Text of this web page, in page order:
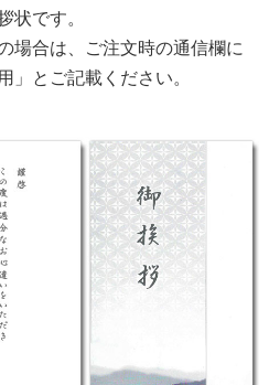
状です。
場合は、ご注文時の通信欄に
」とご記載ください。